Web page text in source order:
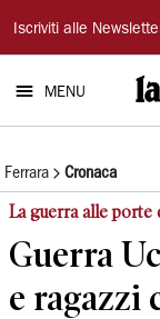
La
Nuova
Ferrara
Iscriviti alle
MENU
Ferrara Cronaca
La guerra alle porte
Guerra
e ragazzi